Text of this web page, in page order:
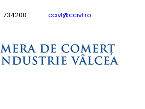
734200 ccivl@ccivl.ro